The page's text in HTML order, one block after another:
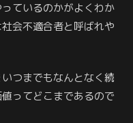
ているのかがよくわか
会不適合者と呼ばれや
つまでもなんとなく続
ってどこまであるので